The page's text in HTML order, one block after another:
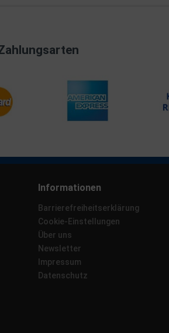
Informationen
Barrierefreiheitserklärung
Cookie-Einstellungen
Über uns
Newsletter
Impressum
Datenschutz